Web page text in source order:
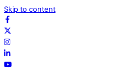
Skip to content